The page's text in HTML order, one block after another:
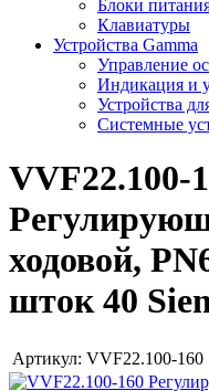
Блоки
Клавиатуры
Устройства Gamma
Управление
Индикация и
Устройства
Системные
VVF22.100-
ходовой,
шток 40
Артикул: VVF22.100-160